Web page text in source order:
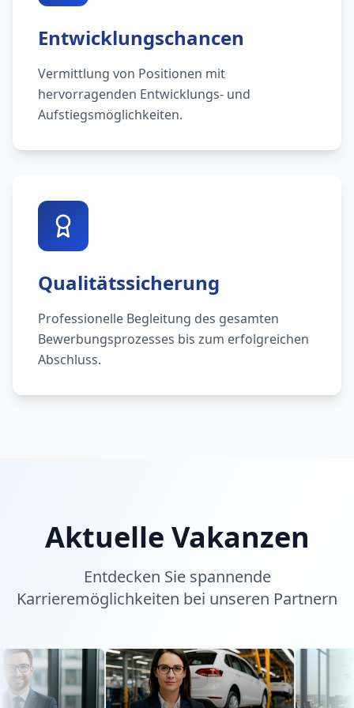
Entwicklungschancen
Vermittlung von Positionen mit
hervorragenden Entwicklungs- und
Aufstiegsmöglichkeiten.
Qualitätssicherung
Professionelle Begleitung des gesamten
Bewerbungsprozesses bis zum erfolgreichen
Abschluss.
Aktuelle Vakanzen
Entdecken Sie spannende
Karrieremöglichkeiten bei unseren Partnern